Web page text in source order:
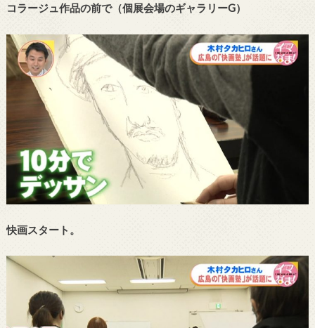
コラージュ作品の前で（個展会場のギャラリーG）
快画スタート。